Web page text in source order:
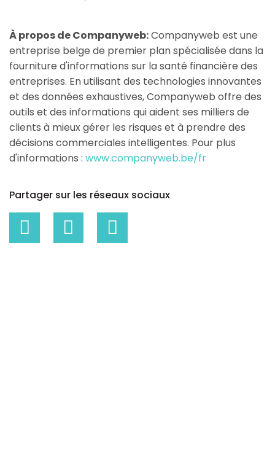
À propos de Companyweb:Companyweb est une
entreprise belge de premier plan spécialisée dans la
fourniture d'informations sur la santé financière des
entreprises. En utilisant des technologies innovantes
et des données exhaustives, Companyweb offre des
outils et des informations qui aident ses milliers de
clients à mieux gérer les risques et à prendre des
décisions commerciales intelligentes. Pour plus
d'informations : www.companyweb.be/fr
Partager sur les réseaux sociaux